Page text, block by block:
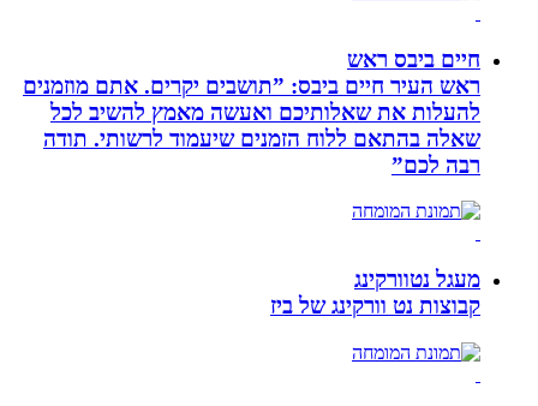
חיים ביבס ראש
ראש העיר חיים ביבס: ”תושבים יקרים. אתם מוזמנים
להעלות את שאלותיכם ואעשה מאמץ להשיב לכל
שאלה בהתאם ללוח הזמנים שיעמוד לרשותי. תודה
רבה לכם”
מעגל נטוורקינג
קבוצות נט וורקינג של ביז